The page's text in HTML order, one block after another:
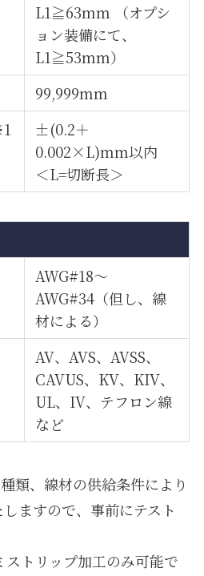
L1≧63mm （オプシ
ョン装備にて、
L1≧53mm）
99,999mm
±(0.2＋
0.002×L)mm以内
＜L=切断長＞
AWG#18～
AWG#34（但し、線
材による）
AV、AVS、AVSS、
CAVUS、KV、KIV、
UL、IV、テフロン線
など
類、線材の供給条件により
ますので、事前にテスト
トリップ加工のみ可能で